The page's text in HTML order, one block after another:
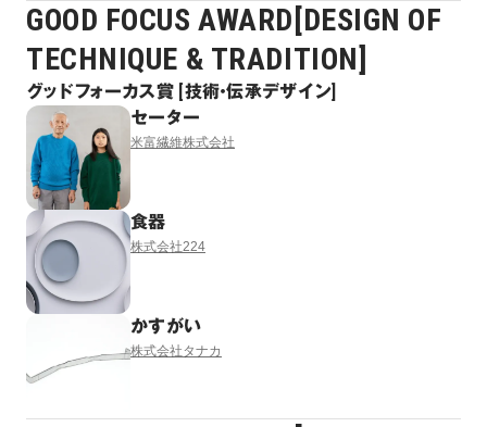
GOOD FOCUS AWARD[DESIGN OF
TECHNIQUE & TRADITION]
グッドフォーカス賞 [技術・伝承デザイン]
セーター
米富繊維株式会社
食器
株式会社224
かすがい
株式会社タナカ